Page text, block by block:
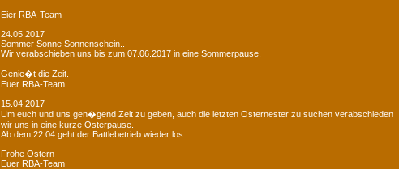
Eier RBA-Team
24.05.2017
Sommer Sonne Sonnenschein..
Wir verabschieben uns bis zum 07.06.2017 in eine Sommerpause.
Genie�t die Zeit.
Euer RBA-Team
15.04.2017
Um euch und uns gen�gend Zeit zu geben, auch die letzten Osternester zu suchen verabschieden
wir uns in eine kurze Osterpause.
Ab dem 22.04 geht der Battlebetrieb wieder los.
Frohe Ostern
Euer RBA-Team